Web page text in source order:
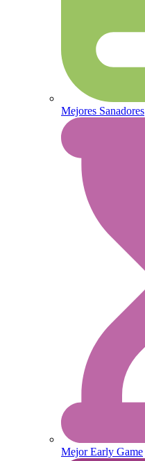
Mejores Sanadores
Mejor Early Game